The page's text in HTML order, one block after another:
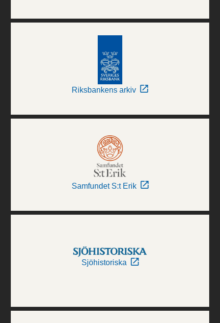
Riksbankens arkiv
Samfundet S:t Erik
Sjöhistoriska